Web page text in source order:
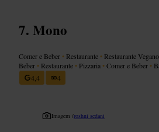
Mono
Comer e Beber • Restaurante • Restaurante
Beber • Restaurante • Pizzaria •Comer e Beber •
4,4
4
Imagem /roshni sedani